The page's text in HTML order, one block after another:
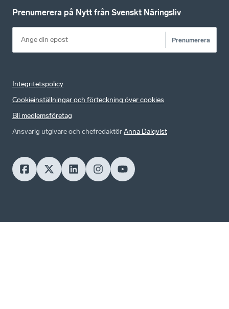
Prenumerera på Nytt från Svenskt Näringsliv
Prenumerera
Integritetspolicy
Cookieinställningar och förteckning över cookies
Bli medlemsföretag
Ansvarig utgivare och chefredaktörAnna Dalqvist